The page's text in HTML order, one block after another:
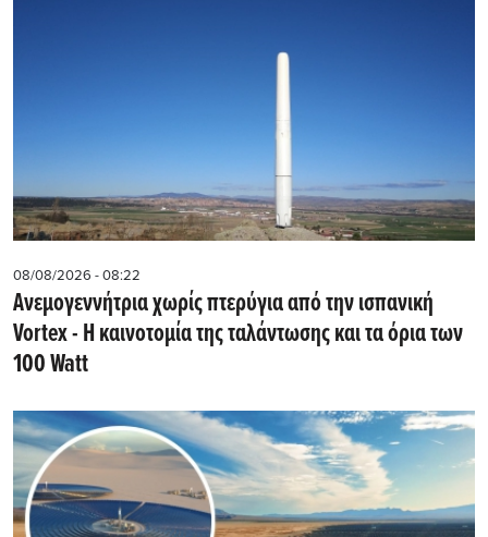
08/08/2026 - 08:22
Ανεμογεννήτρια χωρίς πτερύγια από την ισπανική
Vortex - Η καινοτομία της ταλάντωσης και τα όρια των
100 Watt